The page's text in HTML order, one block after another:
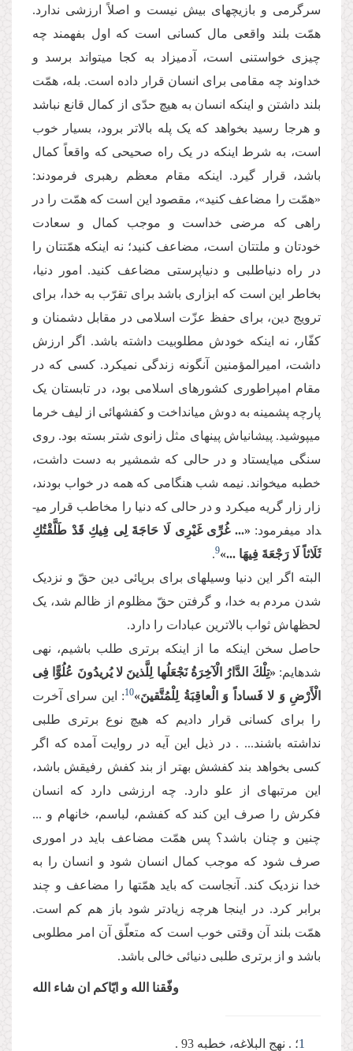
سرگرمی و بازیچه­ای بیش نیست و اصلاً ارزشی ندارد.
همّت بلند واقعی مال کسانی است که اول بفهمند چه
چیزی خواستنی است، آدمی­زاد به کجا می­تواند برسد و
خداوند چه مقامی برای انسان قرار داده است. بله، همّت
بلند داشتن و این­که انسان به هیچ حدّی از کمال قانع نباشد
و هرجا رسید بخواهد که یک پله بالاتر برود، بسیار خوب
است، به شرط این­که در یک راه صحیحی که واقعاً کمال
باشد، قرار گیرد. این­که مقام معظم رهبری فرمودند:
«همّت را مضاعف کنید»، مقصود این است که همّت را در
راهی که مرضی خداست و موجب کمال و سعادت
خودتان و ملت­تان است، مضاعف کنید؛ نه این­که همّت­تان را
در راه دنیاطلبی و دنیاپرستی مضاعف کنید. امور دنیا،
بخاطر این است که ابزاری باشد برای تقرّب به خدا، برای
ترویج دین، برای حفظ عزّت اسلامی در مقابل دشمنان و
کفّار، نه این­که خودش مطلوبیت داشته باشد. اگر ارزش
داشت، امیرالمؤمنین آن­گونه زندگی نمی­کرد. کسی که در
مقام امپراطوری کشورهای اسلامی بود، در تابستان یک
پارچه پشمینه به دوش می­انداخت و کفش­هائی از لیف خرما
می­پوشید. پیشانی­اش پینه­ای مثل زانوی شتر بسته بود. روی
سنگی می­ایستاد و در حالی که شمشیر به دست داشت،
خطبه می­خواند. نیمه شب هنگامی که همه در خواب بودند،
زار زار گریه می­کرد و در حالی که دنیا را مخاطب قرار می­
داد می­فرمود: «... غُرِّی غَیْرِی لَا حَاجَةَ لِی فِیكِ قَدْ طَلَّقْتُكِ
ثَلَاثاً لَا رَجْعَةَ فِیهَا ...»9
.
البته اگر این دنیا وسیله­ای برای برپائی دین حقّ و نزدیک
شدن مردم به خدا، و گرفتن حقّ مظلوم از ظالم شد، یک
لحظه­اش ثواب بالاترین عبادات را دارد.
حاصل سخن این­که ما از این­که برتری طلب باشیم، نهی
شده­ایم: «تِلْكَ الدَّارُ الْآخِرَةُ نَجْعَلُها لِلَّذینَ لا یُریدُونَ عُلُوًّا فِی
الْأَرْضِ وَ لا فَساداً وَ الْعاقِبَةُ لِلْمُتَّقینَ»10: این سرای آخرت
را برای کسانی قرار دادیم که هیچ نوع برتری طلبی
نداشته باشند... . در ذیل این آیه در روایت آمده که اگر
کسی بخواهد بند کفشش بهتر از بند کفش رفیقش باشد،
این مرتبه­ای از علو دارد. چه ارزشی دارد که انسان
فکرش را صرف این کند که کفشم، لباسم، خانه­ام و ...
چنین و چنان باشد؟ پس همّت مضاعف باید در اموری
صرف شود که موجب کمال انسان شود و انسان را به
خدا نزدیک کند. آن­جاست که باید همّت­ها را مضاعف و چند
برابر کرد. در این­جا هرچه زیادتر شود باز هم کم است.
همّت بلند آن وقتی خوب است که متعلّق آن امر مطلوبی
باشد و از برتری طلبی دنیائی خالی باشد.
وفّقنا الله و ایّاکم ان شاء الله
1؛ . نهج البلاغه، خطبه 93 .